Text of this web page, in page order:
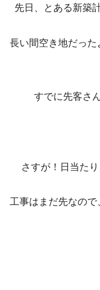
先日、とある新築
長い間空き地だった
すでに先客さ
さすが！日当た
工事はまだ先なの